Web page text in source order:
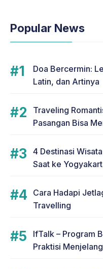
Popular News
Doa Bercermin:
Latin, dan Artinya
Traveling
Pasangan Bisa
4 Destinasi
Saat ke
Cara Hadapi
Travelling
IfTalk – Program
Praktisi